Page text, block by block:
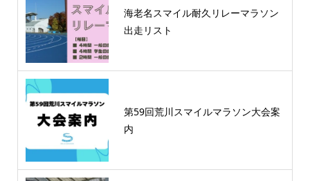
海老名スマイル耐久リレーマラソン
出走リスト
第59回荒川スマイルマラソン大会案
内